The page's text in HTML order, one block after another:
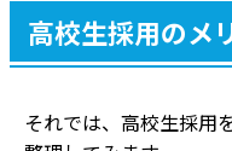
高校生採用のメ
それでは、高校生採用